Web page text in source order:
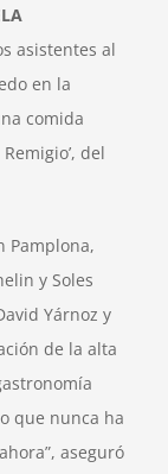
asistentes al
en la
comida
del
Pamplona,
y Soles
Yárnoz y
de la alta
que nunca ha
aseguró